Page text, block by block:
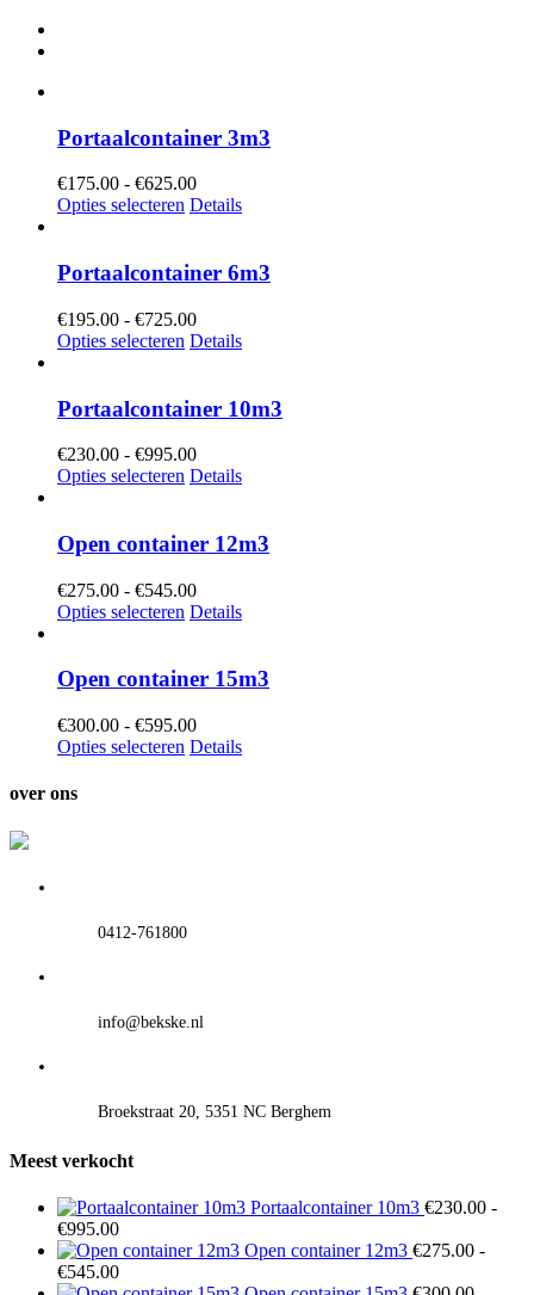
Portaalcontainer 3m3
€175.00 - €625.00Prijsklasse:
€175.00
Opties selecteren Details
Portaalcontainer 6m3
€195.00 - €725.00Prijsklasse:
€195.00
Opties selecteren Details
Portaalcontainer 10m3
€230.00 - €995.00Prijsklasse:
€230.00
Opties selecteren Details
Open container 12m3
€275.00 - €545.00Prijsklasse:
€275.00
Opties selecteren Details
Open container 15m3
€300.00 - €595.00Prijsklasse:
€300.00
Opties selecteren Details
over ons
0412-761800
info@bekske.nl
Broekstraat 20, 5351 NC Berghem
Meest verkocht
Portaalcontainer 10m3 €230.00 -
€995.00Prijsklasse:
€230.00
tot
Open container 12m3 €275.00 -
€545.00Prijsklasse: